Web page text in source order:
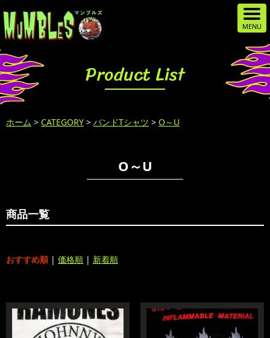
Product List
ホーム > CATEGORY > バンドTシャツ > O～U
O～U
商品一覧
おすすめ順 | 価格順 | 新着順